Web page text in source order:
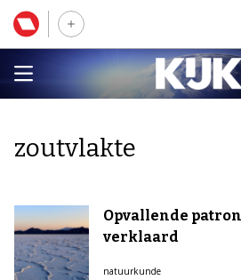
zoutvlakte
Opvallende
verklaard
natuurkunde